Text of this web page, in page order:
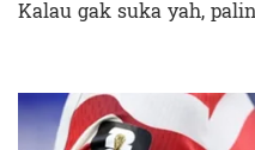
Kalau gak suka yah,